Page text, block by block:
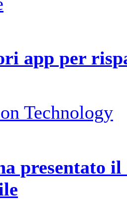
app per
Technology
presentato